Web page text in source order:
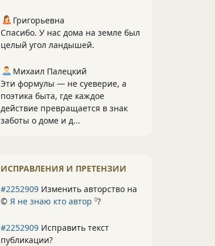
Григорьевна
Спасибо. У нас дома на земле был
целый угол ландышей.
Михаил Палецкий
Эти формулы — не суеверие, а
поэтика быта, где каждое
действие превращается в знак
заботы о доме и д...
ИСПРАВЛЕНИЯ И ПРЕТЕНЗИИ
#2252909 Изменить авторство на
© Я не знаю кто автор 0?
#2252909 Исправить текст
публикации?